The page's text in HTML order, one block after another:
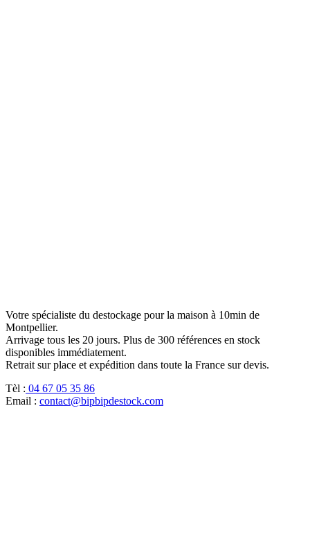
Votre spécialiste du destockage pour la maison à 10min de
Montpellier.
Arrivage tous les 20 jours. Plus de 300 références en stock
disponibles immédiatement.
Retrait sur place et expédition dans toute la France sur devis.
Tèl : 04 67 05 35 86
Email : contact@bipbipdestock.com